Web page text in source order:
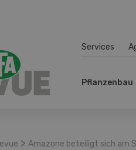
Services
Pflanzenbau
> Amazone beteiligt sich am